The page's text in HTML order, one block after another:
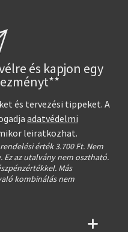
és kapjon egy
és tervezési tippeket. A
adatvédelmi
leiratkozhat.
érték 3.700 Ft. Nem
az utalvány nem osztható.
Más
kombinálás nem